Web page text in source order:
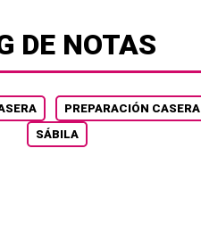
DE NOTAS
PREPARACIÓN CASERA
SÁBILA